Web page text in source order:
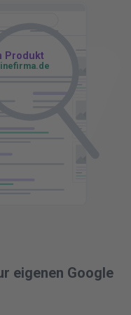
eigenen Google
Produkt